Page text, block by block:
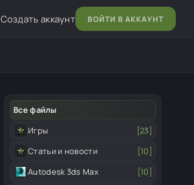
Создать аккаунт ВОЙТИ В АККАУНТ
Все файлы
Игры
[23]
Статьи и новости
[10]
Autodesk 3ds Max
[10]